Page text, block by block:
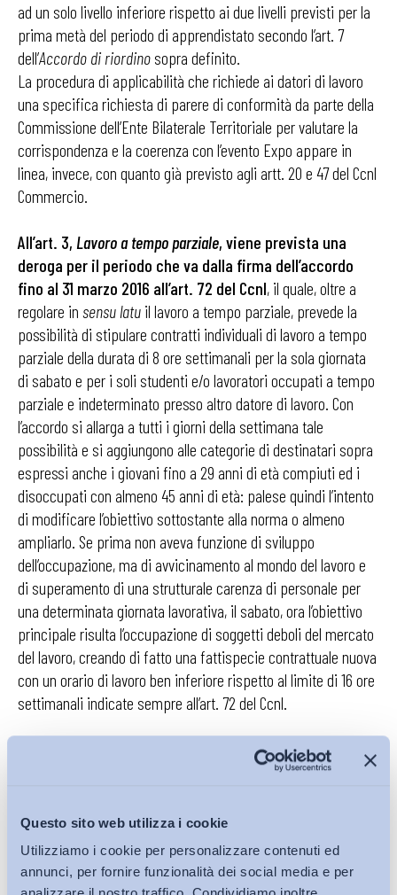
Questo sito web utilizza i cookie
Utilizziamo i cookie per personalizzare contenuti ed
annunci, per fornire funzionalità dei social media e per
ad un solo livello inferiore rispetto ai due livelli previsti per la
prima metà del periodo di apprendistato secondo l’art. 7
dell’Accordo di riordino sopra definito.
La procedura di applicabilità che richiede ai datori di lavoro
una specifica richiesta di parere di conformità da parte della
Commissione dell’Ente Bilaterale Territoriale per valutare la
corrispondenza e la coerenza con l’evento Expo appare in
linea, invece, con quanto già previsto agli artt. 20 e 47 del Ccnl
Commercio.
All’art. 3, Lavoro a tempo parziale, viene prevista una
deroga per il periodo che va dalla firma dell’accordo
fino al 31 marzo 2016 all’art. 72 del Ccnl, il quale, oltre a
regolare in sensu latu il lavoro a tempo parziale, prevede la
possibilità di stipulare contratti individuali di lavoro a tempo
parziale della durata di 8 ore settimanali per la sola giornata
di sabato e per i soli studenti e/o lavoratori occupati a tempo
parziale e indeterminato presso altro datore di lavoro. Con
l’accordo si allarga a tutti i giorni della settimana tale
possibilità e si aggiungono alle categorie di destinatari sopra
espressi anche i giovani fino a 29 anni di età compiuti ed i
disoccupati con almeno 45 anni di età: palese quindi l’intento
di modificare l’obiettivo sottostante alla norma o almeno
ampliarlo. Se prima non aveva funzione di sviluppo
dell’occupazione, ma di avvicinamento al mondo del lavoro e
di superamento di una strutturale carenza di personale per
una determinata giornata lavorativa, il sabato, ora l’obiettivo
principale risulta l’occupazione di soggetti deboli del mercato
del lavoro, creando di fatto una fattispecie contrattuale nuova
con un orario di lavoro ben inferiore rispetto al limite di 16 ore
settimanali indicate sempre all’art. 72 del Ccnl.
All’art. 4 dell’accordo viene introdotta la possibilità di
frazionare il riposo giornaliero di 11 ore consecutive
anche nell’ipotesi di mutamento dell’organizzazione del lavoro
derivante dall’ampliamento dell’offerta di vendita o servizio al
pubblico e/o da afflussi straordinari di clientela. Il dubbio
riguarda la straordinarietà di afflusso di clientela, che durante